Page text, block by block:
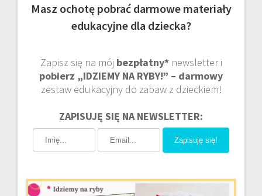
Masz ochotę pobrać darmowe materiały
edukacyjne dla dziecka?
Zapisz się na mój bezpłatny*newsletter i
pobierz „IDZIEMY NA RYBY!” – darmowy
zestaw edukacyjny do zabaw z dzieckiem!
ZAPISUJĘ SIĘ NA NEWSLETTER:
Zapisuję się!